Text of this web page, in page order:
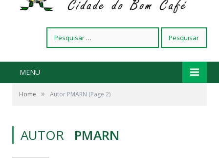
por:
MENU
Home » Autor PMARN (Page 2)
AUTOR PMARN